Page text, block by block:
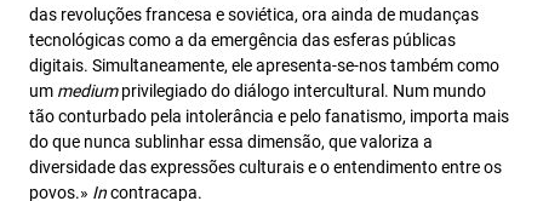
das revoluções francesa e soviética, ora ainda de mudanças
tecnológicas como a da emergência das esferas públicas
digitais. Simultaneamente, ele apresenta-se-nos também como
um mediumprivilegiado do diálogo intercultural. Num mundo
tão conturbado pela intolerância e pelo fanatismo, importa mais
do que nunca sublinhar essa dimensão, que valoriza a
diversidade das expressões culturais e o entendimento entre os
povos.» Incontracapa.